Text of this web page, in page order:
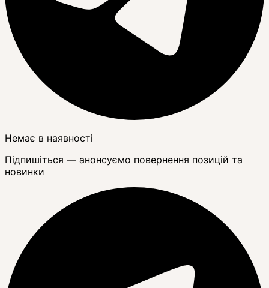
Немає в наявності
Підпишіться — анонсуємо повернення позицій та
новинки